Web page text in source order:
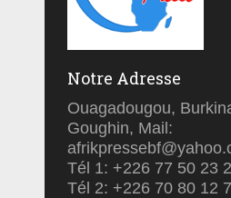
Notre Adresse
Ouagadougou,
Goughin, Mail:
Tél 1: +226 77 50 23
Tél 2: +226 70 80 12